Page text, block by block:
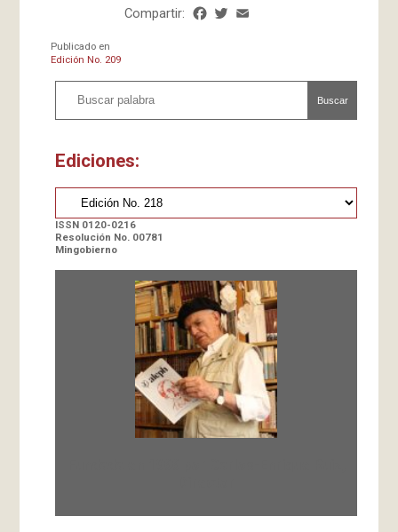
Compartir: Facebook
Twitter
Publicado en
Edición No. 209
Buscar
Ediciones:
ISSN 0120-0216
Resolución No. 00781
Mingobierno